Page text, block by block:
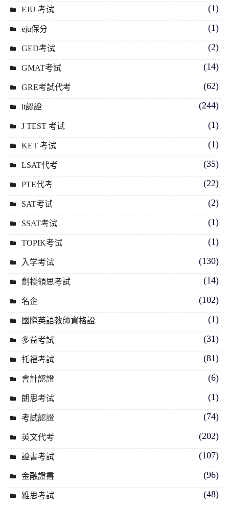
EJU 考试 (1)
eju保分 (1)
GED考试 (2)
GMAT考試 (14)
GRE考試代考 (62)
it認證 (244)
J TEST 考试 (1)
KET 考试 (1)
LSAT代考 (35)
PTE代考 (22)
SAT考试 (2)
SSAT考试 (1)
TOPIK考试 (1)
入学考试 (130)
劍橋領思考試 (14)
名企 (102)
國際英語教師資格證 (1)
多益考試 (31)
托福考試 (81)
會計認證 (6)
朗思考试 (1)
考試認證 (74)
英文代考 (202)
證書考試 (107)
金融證書 (96)
雅思考試 (48)